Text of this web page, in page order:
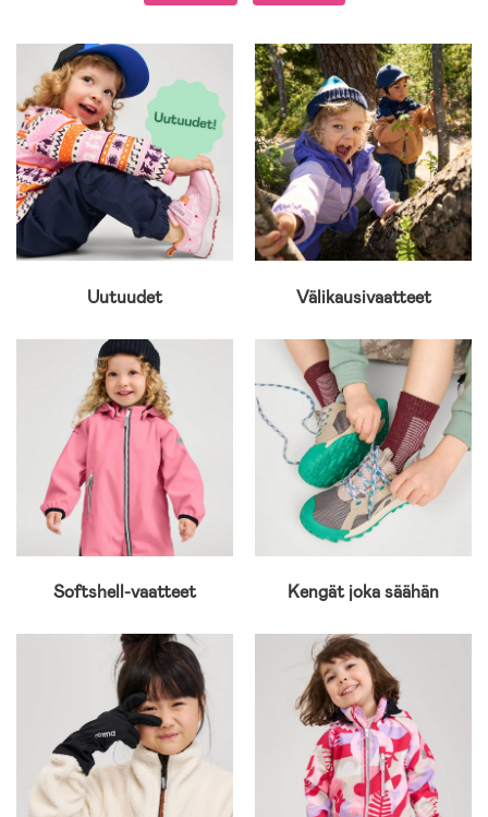
Uutuudet Välikausivaatteet
Softshell-vaatteet Kengät joka säähän